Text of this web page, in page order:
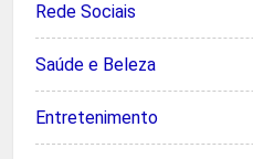
Rede Sociais
Saúde e Beleza
Entretenimento